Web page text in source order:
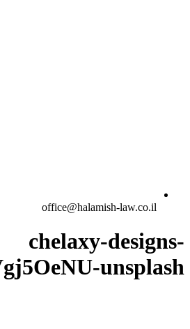
office@halamish-law.co.il
chelaxy-designs-
unsplash